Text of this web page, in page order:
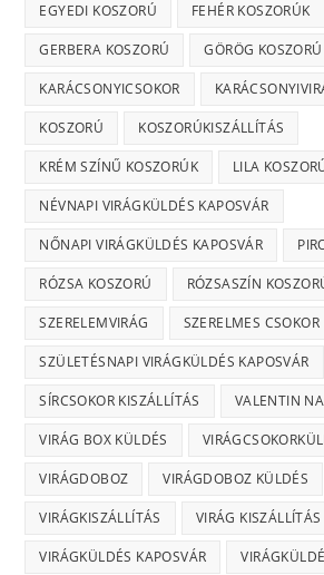
EGYEDI KOSZORÚ FEHÉR KOSZORÚK
GERBERA KOSZORÚ GÖRÖG KOSZORÚ
KARÁCSONYICSOKOR
KOSZORÚ KOSZORÚKISZÁLLÍTÁS
KRÉM SZÍNŰ KOSZORÚK LILA
NÉVNAPI VIRÁGKÜLDÉS KAPOSVÁR
NŐNAPI VIRÁGKÜLDÉS KAPOSVÁR
RÓZSA KOSZORÚ RÓZSASZÍN
SZERELEMVIRÁG SZERELMES CSOKOR
SZÜLETÉSNAPI VIRÁGKÜLDÉS KAPOSVÁR
SÍRCSOKOR KISZÁLLÍTÁS VALENTIN
VIRÁG BOX KÜLDÉS
VIRÁGDOBOZ VIRÁGDOBOZ KÜLDÉS
VIRÁGKISZÁLLÍTÁS VIRÁG
VIRÁGKÜLDÉS KAPOSVÁR